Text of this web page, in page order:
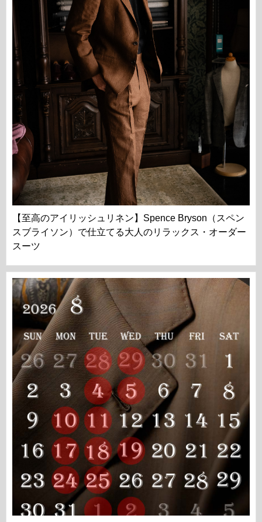
【至高のアイリッシュリネン】Spence Bryson（スペン
スブライソン）で仕立てる大人のリラックス・オーダー
スーツ